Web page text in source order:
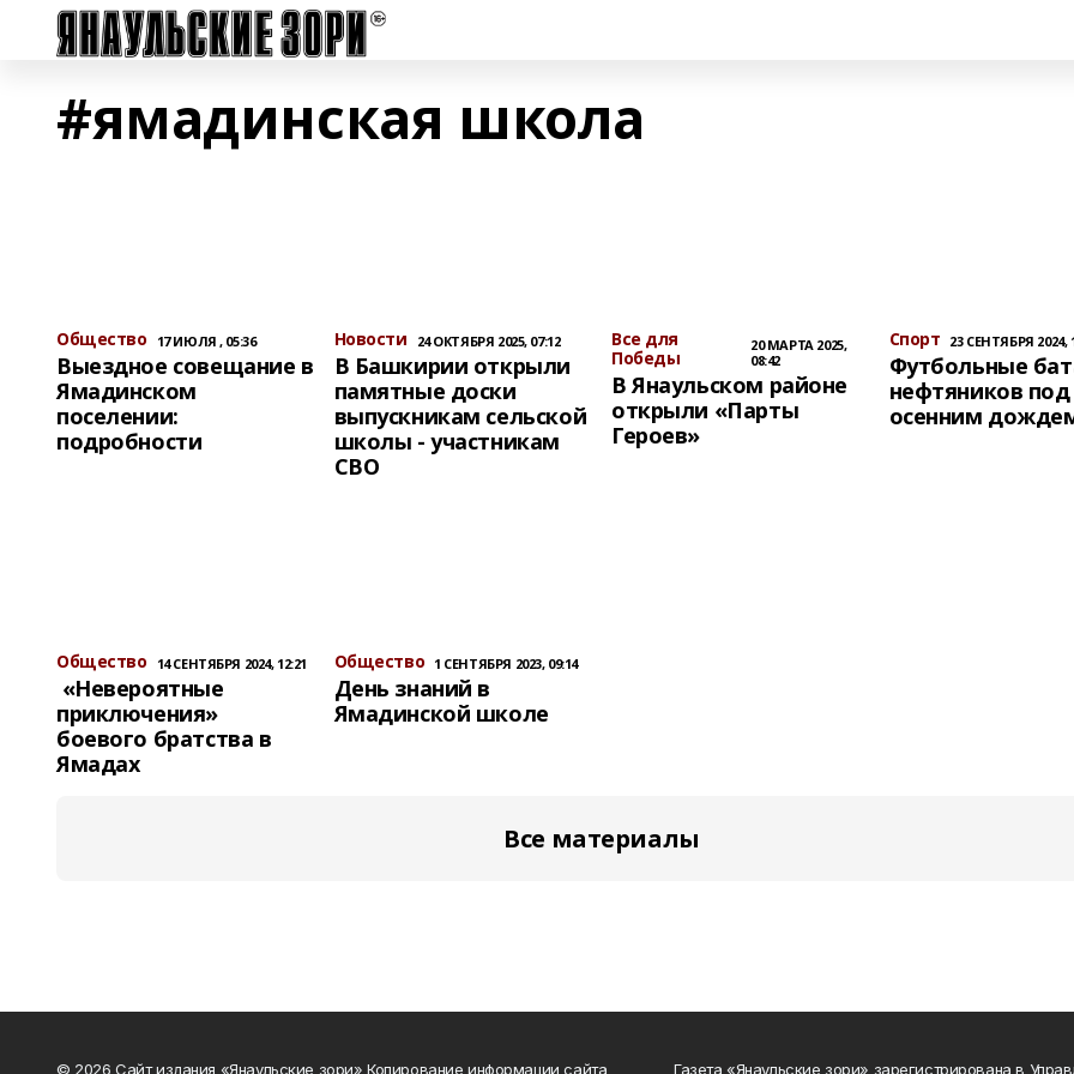
#ямадинская школа
Общество 17 ИЮЛЯ , 05:36
Выездное совещание в
Ямадинском
поселении:
подробности
Новости 24 ОКТЯБРЯ 2025, 07:12
В Башкирии открыли
памятные доски
выпускникам сельской
школы - участникам
СВО
Все для
Победы
20 МАРТА 2025,
08:42
В Янаульском районе
открыли «Парты
Героев»
Спорт 23 СЕНТЯБРЯ 2024,
Футбольные
нефтяников под
осенним
Общество 14 СЕНТЯБРЯ 2024, 12:21
«Невероятные
приключения»
боевого братства в
Ямадах
Общество 1 СЕНТЯБРЯ 2023, 09:14
День знаний в
Ямадинской школе
Все материалы
© 2026 Сайт издания «Янаульские зори» Копирование информации сайта Газета «Янаульские зори» зарегистрирована в